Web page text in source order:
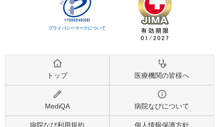
プライバシーマークについて
トップ 医療機関の皆様へ
MediQA 病院なびについて
病院なび利用規約 個人情報保護方針